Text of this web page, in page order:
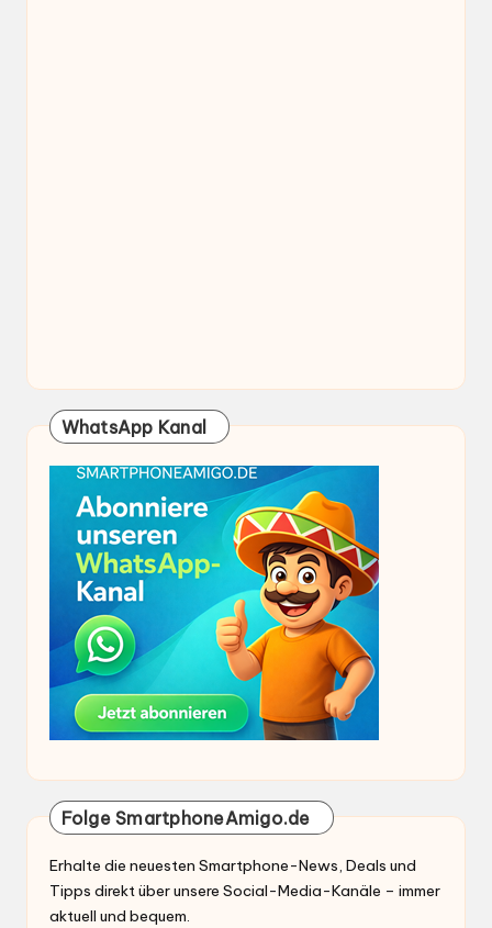
WhatsApp Kanal
Folge SmartphoneAmigo.de
Erhalte die neuesten Smartphone-News, Deals und
Tipps direkt über unsere Social-Media-Kanäle – immer
aktuell und bequem.